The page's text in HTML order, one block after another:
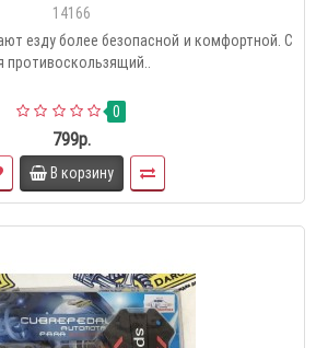
14166
езду более безопасной и комфортной. С
0
799р.
В корзину